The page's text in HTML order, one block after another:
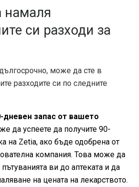
намаля
си разходи за
може да сте в
разходите си по следните
дневен запас от вашето
да успеете да получите 90-
на Zetia, ако бъде одобрена от
компания. Това може да
ви до аптеката и да
на цената на лекарството.